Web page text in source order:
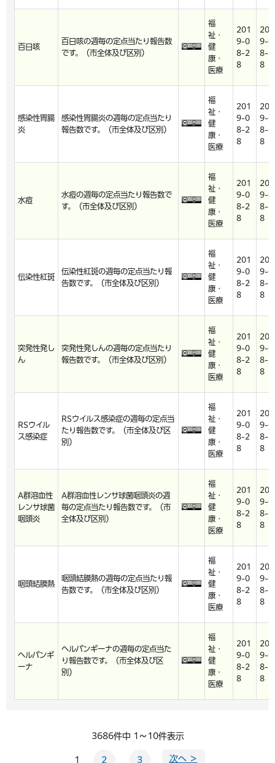
百日咳
百日咳の週毎の定点当たり報告数
です。（市全体及び区別）
福
祉・
健
康・
医療
201
9-0
8-2
8
201
9-0
8-2
8
感染性胃腸
炎
感染性胃腸炎の週毎の定点当たり
報告数です。（市全体及び区別）
福
祉・
健
康・
医療
201
9-0
8-2
8
201
9-0
8-2
8
水痘
水痘の週毎の定点当たり報告数で
す。（市全体及び区別）
福
祉・
健
康・
医療
201
9-0
8-2
8
201
9-0
8-2
8
伝染性紅斑
伝染性紅斑の週毎の定点当たり報
告数です。（市全体及び区別）
福
祉・
健
康・
医療
201
9-0
8-2
8
201
9-0
8-2
8
突発性発し
ん
突発性発しんの週毎の定点当たり
報告数です。（市全体及び区別）
福
祉・
健
康・
医療
201
9-0
8-2
8
201
9-0
8-2
8
RSウイル
ス感染症
RSウイルス感染症の週毎の定点当
たり報告数です。（市全体及び区
別）
福
祉・
健
康・
医療
201
9-0
8-2
8
201
9-0
8-2
8
A群溶血性
レンサ球菌
咽頭炎
A群溶血性レンサ球菌咽頭炎の週
毎の定点当たり報告数です。（市
全体及び区別）
福
祉・
健
康・
医療
201
9-0
8-2
8
201
9-0
8-2
8
咽頭結膜熱
咽頭結膜熱の週毎の定点当たり報
告数です。（市全体及び区別）
福
祉・
健
康・
医療
201
9-0
8-2
8
201
9-0
8-2
8
ヘルパンギ
ーナ
ヘルパンギーナの週毎の定点当た
り報告数です。（市全体及び区
別）
福
祉・
健
康・
医療
201
9-0
8-2
8
201
9-0
8-2
8
3686件中 1～10件表示
1 2 3 次へ ＞